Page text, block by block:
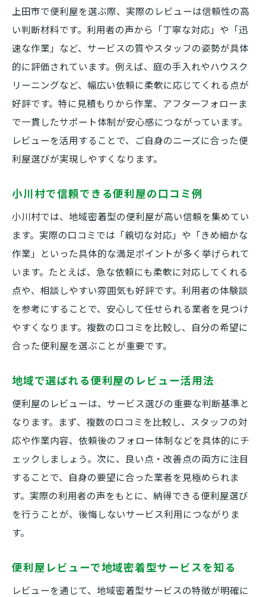
上田市で便利屋を選ぶ際、実際のレビューは信頼性の高
い判断材料です。利用者の声から「丁寧な対応」や「迅
速な作業」など、サービスの質やスタッフの姿勢が具体
的に評価されています。例えば、庭の手入れやハウスク
リーニングなど、幅広い依頼に柔軟に応じてくれる点が
好評です。特に見積もりから作業、アフターフォローま
で一貫したサポート体制が安心感につながっています。
レビューを活用することで、ご自身のニーズに合った便
利屋選びが実現しやすくなります。
小川村で信頼できる便利屋の口コミ例
小川村では、地域密着型の便利屋が高い信頼を集めてい
ます。実際の口コミでは「親切な対応」や「きめ細かな
作業」といった具体的な満足ポイントが多く挙げられて
います。たとえば、急な依頼にも柔軟に対応してくれる
点や、相談しやすい雰囲気も好評です。利用者の体験談
を参考にすることで、安心して任せられる業者を見つけ
やすくなります。複数の口コミを比較し、自分の希望に
合った便利屋を選ぶことが重要です。
地域で選ばれる便利屋のレビュー活用法
便利屋のレビューは、サービス選びの重要な判断基準と
なります。まず、複数の口コミを比較し、スタッフの対
応や作業内容、依頼後のフォロー体制などを具体的にチ
ェックしましょう。次に、良い点・改善点の両方に注目
することで、自身の要望に合った業者を見極められま
す。実際の利用者の声をもとに、納得できる便利屋選び
を行うことが、後悔しないサービス利用につながりま
す。
便利屋レビューで地域密着型サービスを知る
レビューを通じて、地域密着型サービスの特徴が明確に